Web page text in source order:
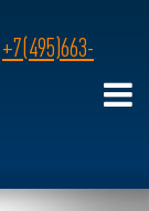
+7(495)663-